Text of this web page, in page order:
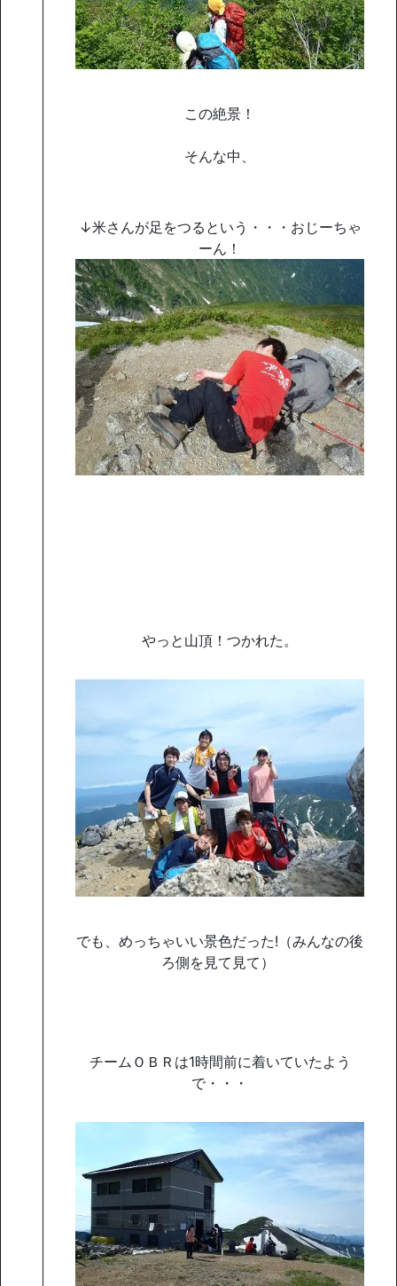
この絶景！
そんな中、
↓米さんが足をつるという・・・おじーちゃ
ーん！
やっと山頂！つかれた。
でも、めっちゃいい景色だった!（みんなの後
ろ側を見て見て）
チームＯＢＲは1時間前に着いていたよう
で・・・